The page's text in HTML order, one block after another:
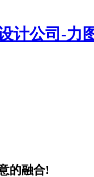
的融合!